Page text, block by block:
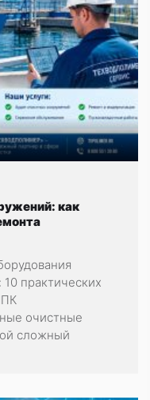
как
практических
очистные
сложный